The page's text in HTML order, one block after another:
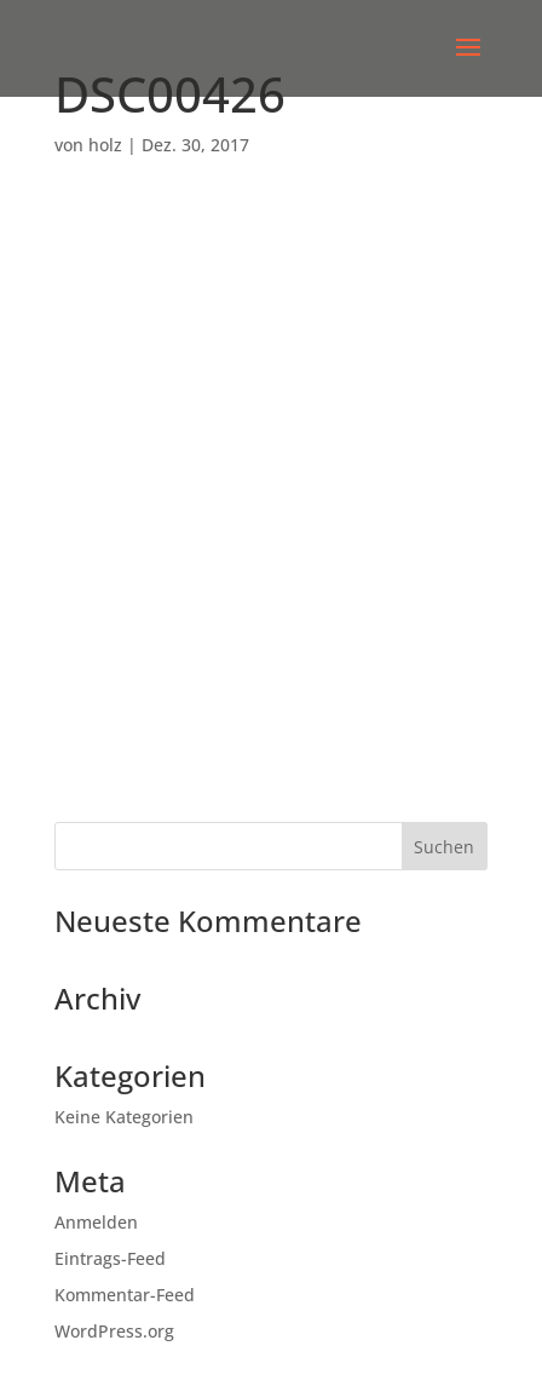
DSC00426
von holz | Dez. 30, 2017
Neueste Kommentare
Archiv
Kategorien
Keine Kategorien
Meta
Anmelden
Eintrags-Feed
Kommentar-Feed
WordPress.org